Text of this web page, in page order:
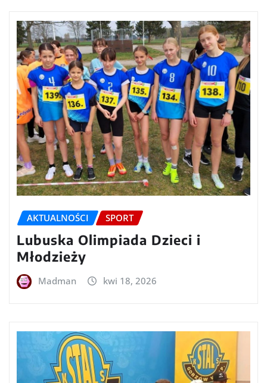
AKTUALNOŚCI SPORT
Lubuska Olimpiada Dzieci i
Młodzieży
Madman kwi 18, 2026